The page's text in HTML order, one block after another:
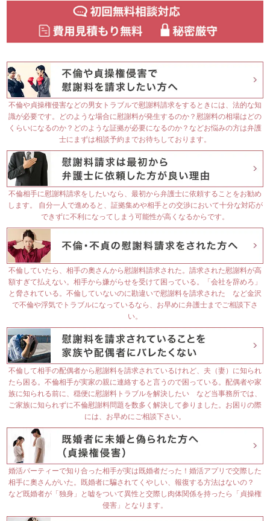
不倫や貞操権侵害などの男女トラブルで慰謝料請求をするときには、法的な知
識が必要です。どのような場合に慰謝料が発生するのか？慰謝料の相場はどの
くらいになるのか？どのような証拠が必要になるのか？などお悩みの方は弁護
士にまずは相談予約までお待ちしております。
不倫相手に慰謝料請求をしたいなら、最初から弁護士に依頼することをお勧め
します。 自分一人で進めると、証拠集めや相手との交渉において十分な対応が
できずに不利になってしまう可能性が高くなるからです。
不倫していたら、相手の奧さんから慰謝料請求された。請求された慰謝料が高
額すぎて払えない。相手から嫌がらせを受けて困っている。「会社を辞めろ」
と脅されている。不倫していないのに勘違いで慰謝料を請求された など金沢
で不倫や浮気でトラブルになっているなら、お早めに弁護士までご相談下さ
い。
不倫して相手の配偶者から慰謝料を請求されているけれど、夫（妻）に知られ
たら困る。不倫相手が実家の親に連絡すると言うので困っている。配偶者や家
族に知られる前に、穏便に慰謝料トラブルを解決したい など当事務所では、
ご家族に知られずに不倫慰謝料問題を数多く解決して参りました。お困りの際
には、お早めにご相談下さい。
婚活パーティーで知り合った相手が実は既婚者だった！婚活アプリで交際した
相手に奧さんがいた。既婚者に騙されてくやしい、報復する方法はないの？
など既婚者が「独身」と嘘をついて異性と交際し肉体関係を持ったら「貞操権
侵害」となります。